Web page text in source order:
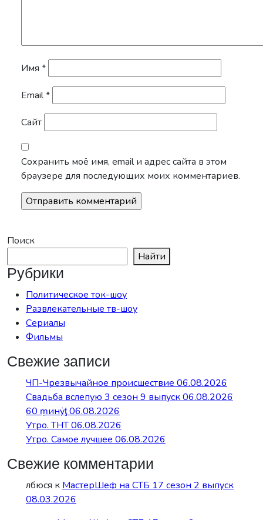
Имя *
Email*
Сайт
Сохранить моё имя, email и адрес сайта в этом
браузере для последующих моих комментариев.
Поиск
Найти
Рубрики
Политическое ток-шоу
Развлекательные тв-шоу
Сериалы
Фильмы
Свежие записи
ЧП-Чрезвычайное происшествие 06.08.2026
Свадьба вслепую 3 сезон 9 выпуск 06.08.2026
60 ṃинẏƫ 06.08.2026
Утро. ТНТ 06.08.2026
Утро. Самое лучшее 06.08.2026
Свежие комментарии
лбюся к МастерШеф на СТБ 17 сезон 2 выпуск
08.03.2026